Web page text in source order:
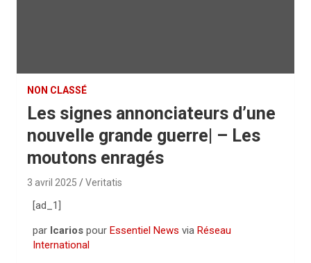
NON CLASSÉ
Les signes annonciateurs d’une
nouvelle grande guerre| – Les
moutons enragés
3 avril 2025 Veritatis
[ad_1]
par Icarios pour Essentiel News via Réseau
International